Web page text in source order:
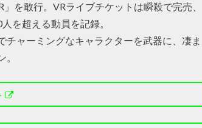
を敢行。VRライブチケットは瞬殺で完売、
を超える動員を記録。
ャーミングなキャラクターを武器に、凄ま